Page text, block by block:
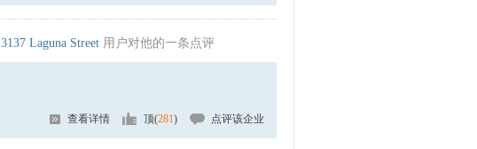
3137 Laguna Street 用户对他的一条点评
查看详情 顶(281) 点评该企业